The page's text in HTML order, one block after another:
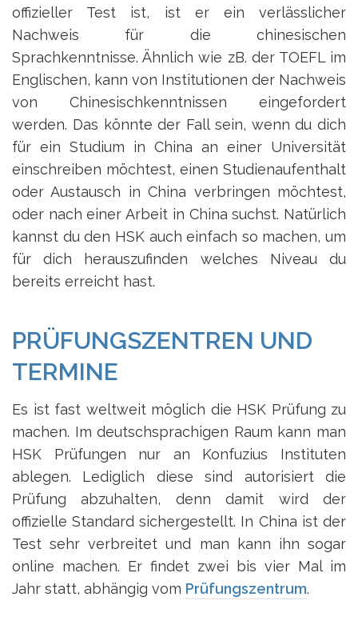
offizieller Test ist, ist er ein verlässlicher
Nachweis für die chinesischen
Sprachkenntnisse. Ähnlich wie zB. der TOEFL im
Englischen, kann von Institutionen der Nachweis
von Chinesischkenntnissen eingefordert
werden. Das könnte der Fall sein, wenn du dich
für ein Studium in China an einer Universität
einschreiben möchtest, einen Studienaufenthalt
oder Austausch in China verbringen möchtest,
oder nach einer Arbeit in China suchst. Natürlich
kannst du den HSK auch einfach so machen, um
für dich herauszufinden welches Niveau du
bereits erreicht hast.
PRÜFUNGSZENTREN UND
TERMINE
Es ist fast weltweit möglich die HSK Prüfung zu
machen. Im deutschsprachigen Raum kann man
HSK Prüfungen nur an Konfuzius Instituten
ablegen. Lediglich diese sind autorisiert die
Prüfung abzuhalten, denn damit wird der
offizielle Standard sichergestellt. In China ist der
Test sehr verbreitet und man kann ihn sogar
online machen. Er findet zwei bis vier Mal im
Jahr statt, abhängig vom Prüfungszentrum.